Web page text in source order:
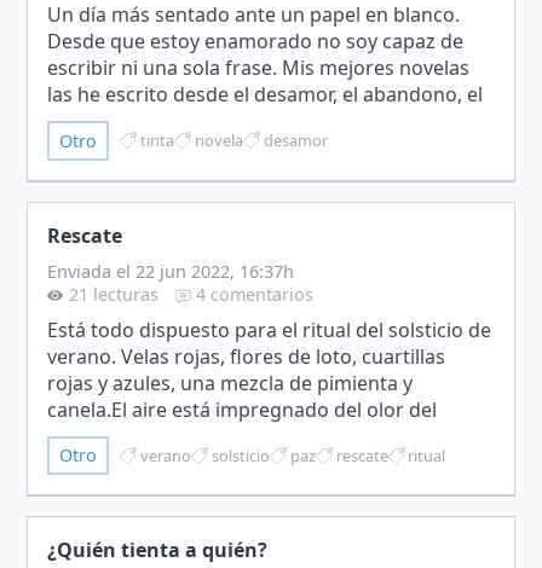
Un día más sentado ante un papel en blanco.
Desde que estoy enamorado no soy capaz de
escribir ni una sola frase. Mis mejores novelas
las he escrito desde el desamor, el abandono, el
sufrimiento que genera pensar en lo que pudo
ser y no será,…
Otro tinta novela desamor
Rescate
Enviada el 22 jun 2022, 16:37h
21 lecturas
4 comentarios
Está todo dispuesto para el ritual del solsticio de
verano. Velas rojas, flores de loto, cuartillas
rojas y azules, una mezcla de pimienta y
canela.El aire está impregnado del olor del
incienso. La oscuridad rota por el titilar de las
llamas…
Otro verano solsticio paz rescate ritual
¿Quién tienta a quién?